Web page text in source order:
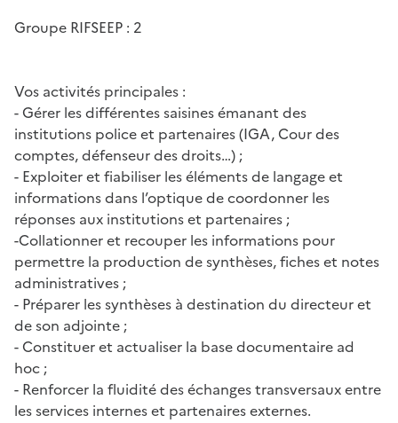
Groupe RIFSEEP : 2
Vos activités principales :
- Gérer les différentes saisines émanant des
institutions police et partenaires (IGA, Cour des
comptes, défenseur des droits…) ;
- Exploiter et fiabiliser les éléments de langage et
informations dans l’optique de coordonner les
réponses aux institutions et partenaires ;
-Collationner et recouper les informations pour
permettre la production de synthèses, fiches et notes
administratives ;
- Préparer les synthèses à destination du directeur et
de son adjointe ;
- Constituer et actualiser la base documentaire ad
hoc ;
- Renforcer la fluidité des échanges transversaux entre
les services internes et partenaires externes.